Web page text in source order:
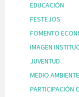
EDUCACIÓN
FESTEJOS
FOMENTO
IMAGEN
JUVENTUD
MEDIO AMBIENTE
PARTICIPACIÓN